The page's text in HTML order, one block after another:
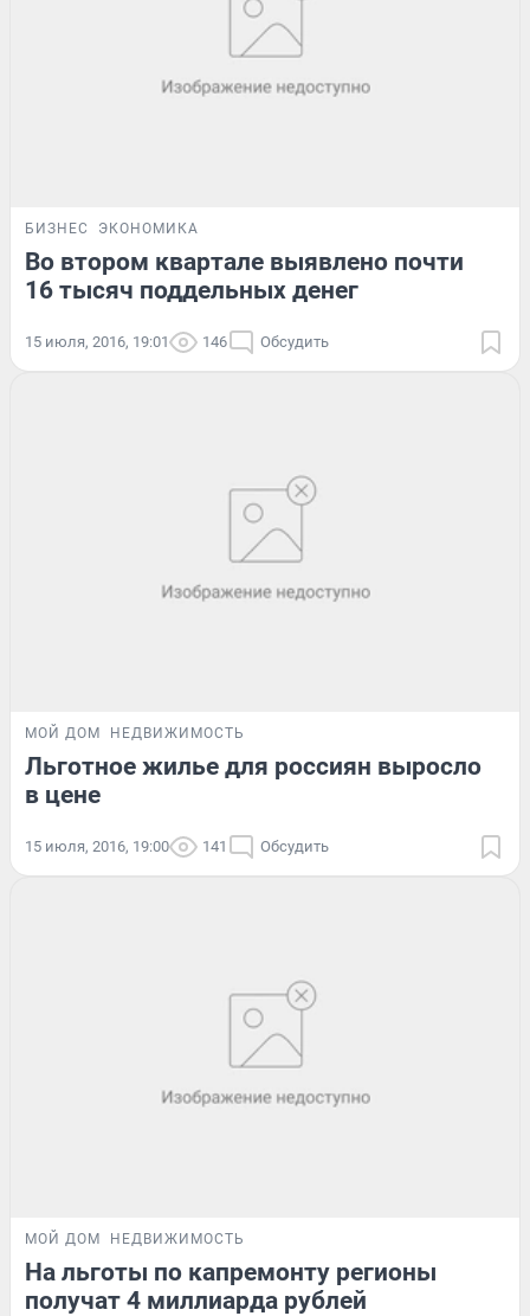
БИЗНЕС ЭКОНОМИКА
Во втором квартале выявлено почти
16 тысяч поддельных денег
15 июля, 2016, 19:01 146 Обсудить
МОЙ ДОМ НЕДВИЖИМОСТЬ
Льготное жилье для россиян выросло
в цене
15 июля, 2016, 19:00 141 Обсудить
МОЙ ДОМ НЕДВИЖИМОСТЬ
На льготы по капремонту регионы
получат 4 миллиарда рублей